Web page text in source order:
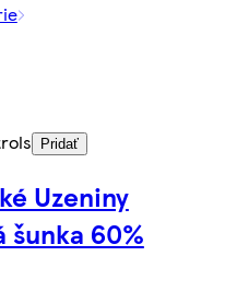
Pridať
Uzeniny
šunka 60%